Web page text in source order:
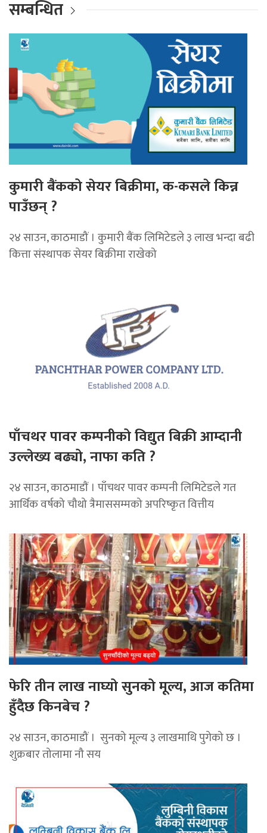
सम्बन्धित
कुमारी बैंकको सेयर बिक्रीमा, क-कसले किन्न
पाउँछन् ?
२४ साउन, काठमाडौं । कुमारी बैंक लिमिटेडले ३ लाख भन्दा बढी
कित्ता संस्थापक सेयर बिक्रीमा राखेको
पाँचथर पावर कम्पनीको विद्युत बिक्री आम्दानी
उल्लेख्य बढ्यो, नाफा कति ?
२४ साउन, काठमाडाैं । पाँचथर पावर कम्पनी लिमिटेडले गत
आर्थिक वर्षको चौथो त्रैमाससम्मको अपरिष्कृत वित्तीय
फेरि तीन लाख नाघ्यो सुनको मूल्य, आज कतिमा
हुँदैछ किनबेच ?
२४ साउन, काठमाडौं । सुनको मूल्य ३ लाखमाथि पुगेको छ ।
शुक्रबार तोलामा नौ सय